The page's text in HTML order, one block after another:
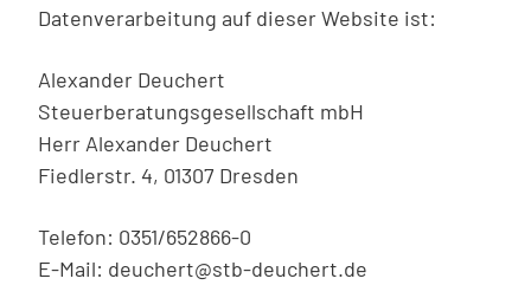
Datenverarbeitung auf dieser Website ist:
Alexander Deuchert
Steuerberatungsgesellschaft mbH
Herr Alexander Deuchert
Fiedlerstr. 4, 01307 Dresden
Telefon: 0351/652866-0
E-Mail: deuchert@stb-deuchert.de